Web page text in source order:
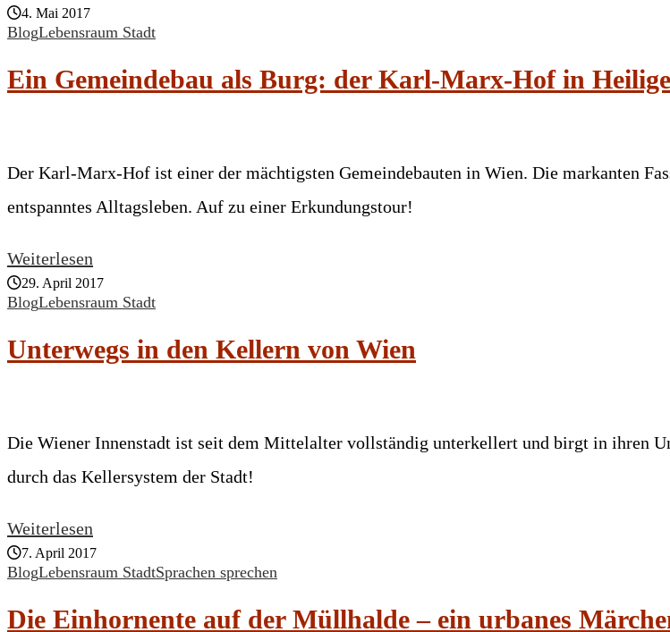
4. Mai 2017
BlogLebensraum Stadt
Ein Gemeindebau als Burg: der Karl-Marx-Hof in
Der Karl-Marx-Hof ist einer der mächtigsten Gemeindebauten in Wien. Die markanten
entspanntes Alltagsleben. Auf zu einer Erkundungstour!
Weiterlesen
29. April 2017
BlogLebensraum Stadt
Unterwegs in den Kellern von Wien
Die Wiener Innenstadt ist seit dem Mittelalter vollständig unterkellert und birgt in ihren
durch das Kellersystem der Stadt!
Weiterlesen
7. April 2017
BlogLebensraum StadtSprachen sprechen
Die Einhornente auf der Müllhalde – ein urbanes